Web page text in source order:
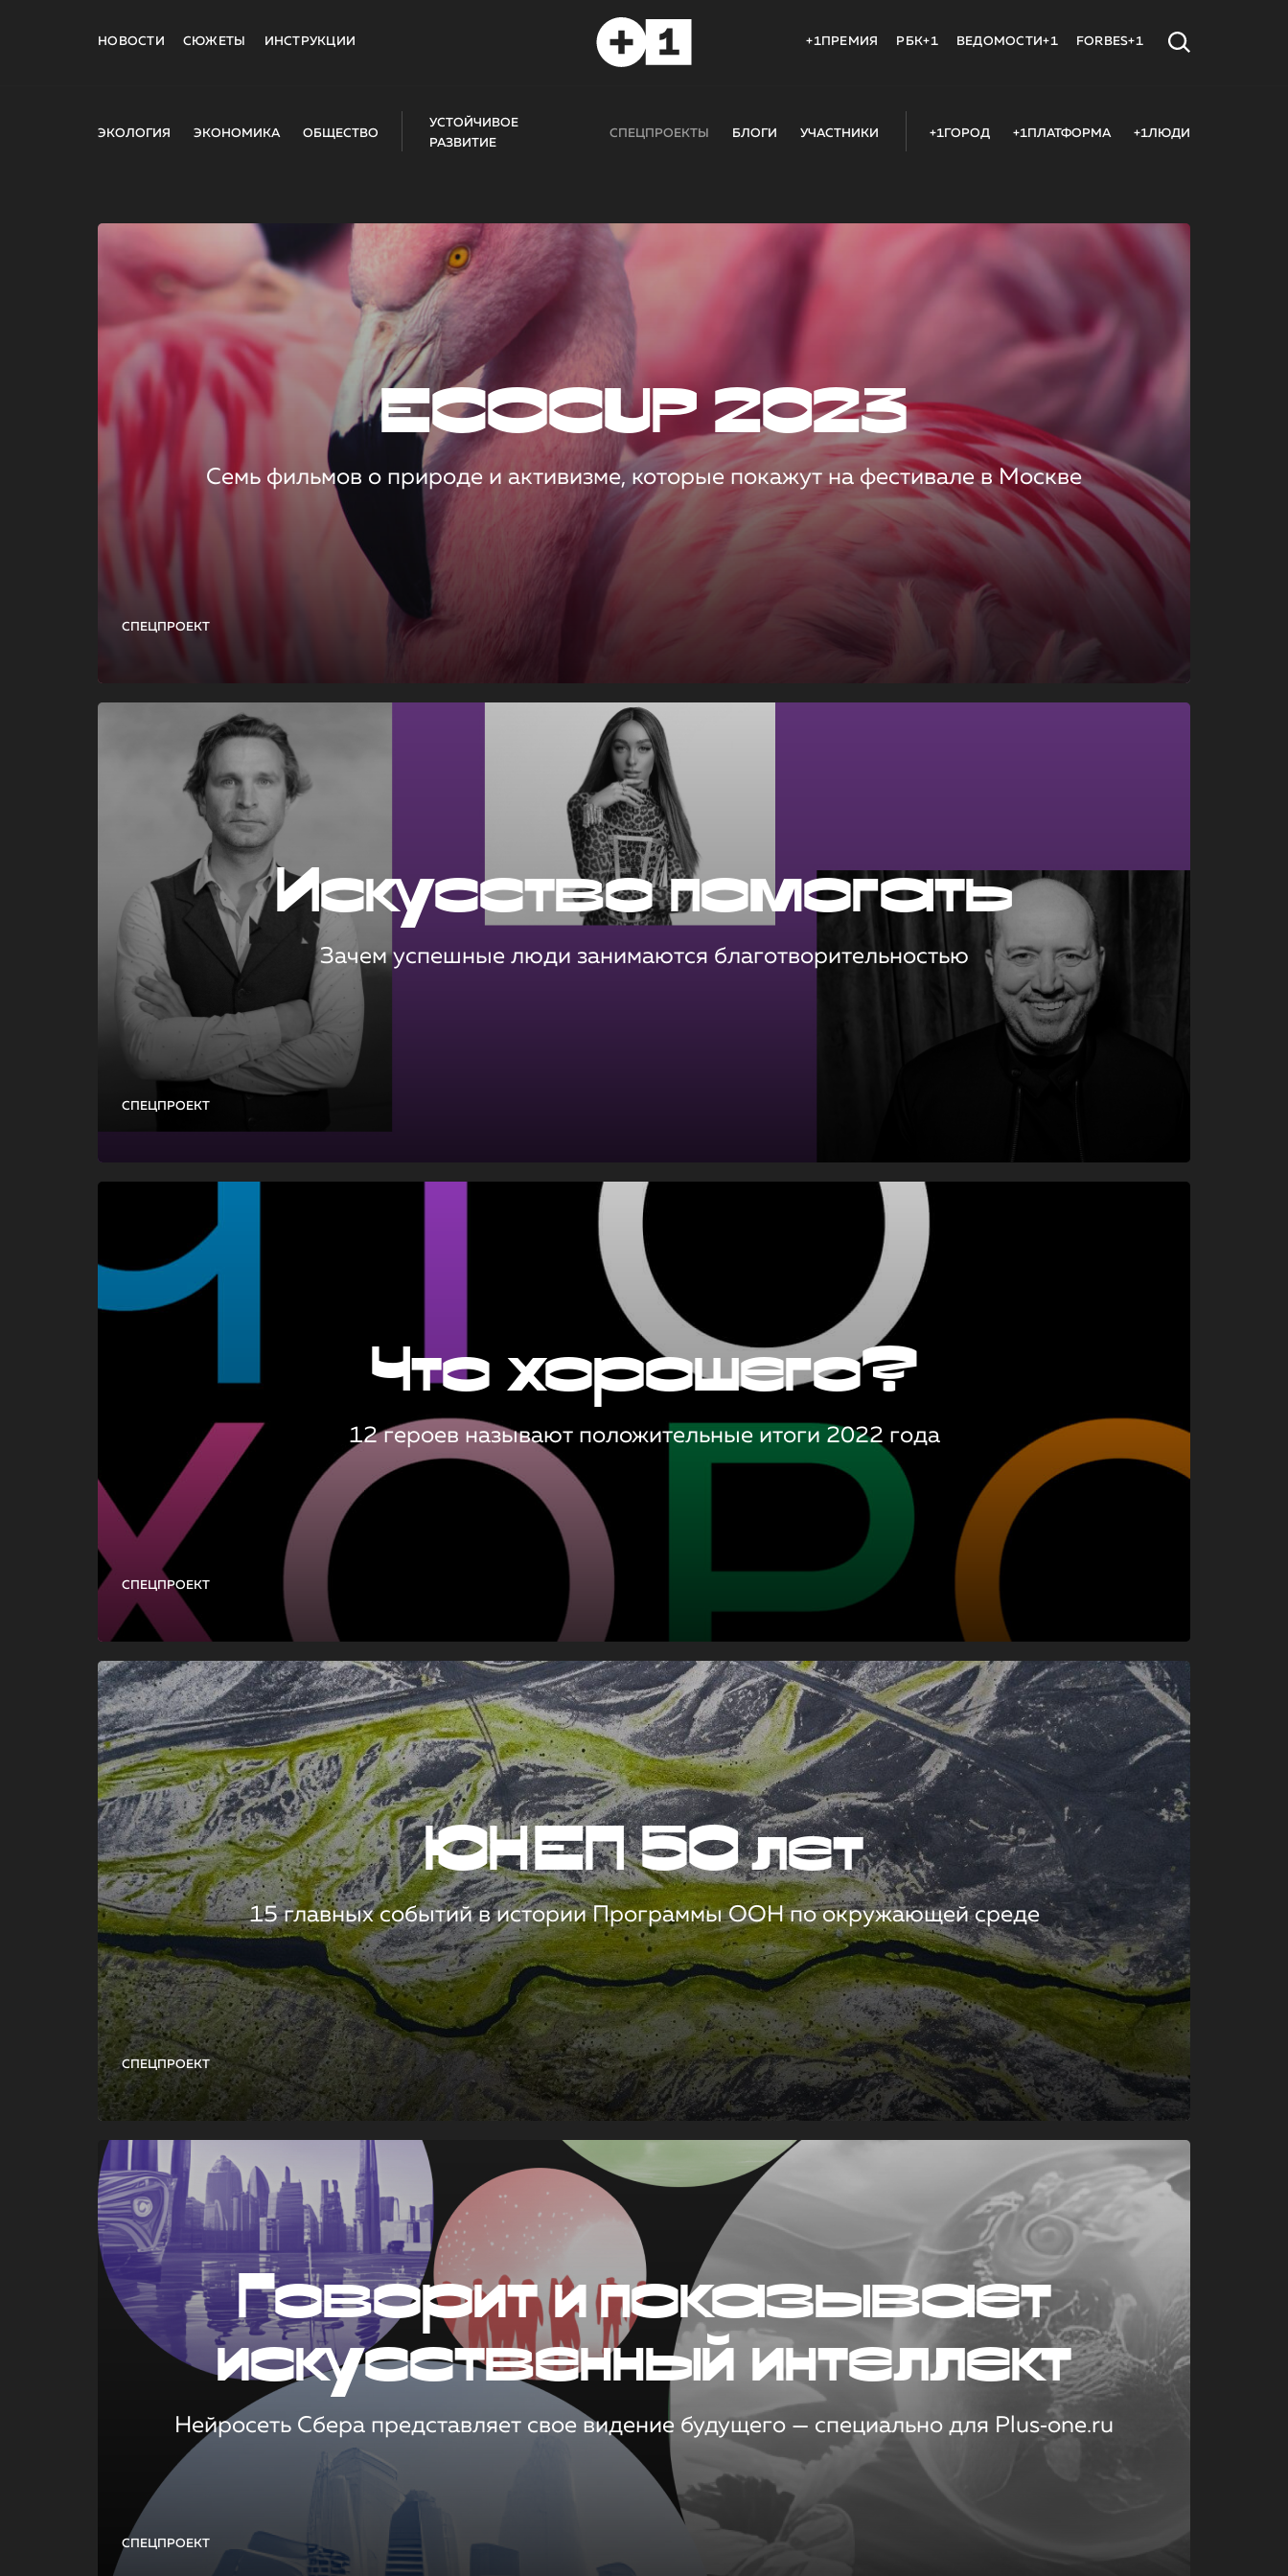
НОВОСТИ СЮЖЕТЫ ИНСТРУКЦИИ +1ПРЕМИЯ РБК+1 ВЕДОМОСТИ+1 FORBES+1
ЭКОЛОГИЯ ЭКОНОМИКА ОБЩЕСТВО
УСТОЙЧИВОЕ
РАЗВИТИЕ
СПЕЦПРОЕКТЫ БЛОГИ УЧАСТНИКИ +1ГОРОД +1ПЛАТФОРМА +1ЛЮДИ
СПЕЦПРОЕКТ
ECOCUP 2023
Семь фильмов о природе и активизме, которые покажут на фестивале в Москве
СПЕЦПРОЕКТ
Искусство помогать
Зачем успешные люди занимаются благотворительностью
СПЕЦПРОЕКТ
Что хорошего?
12 героев называют положительные итоги 2022 года
СПЕЦПРОЕКТ
ЮНЕП 50 лет
15 главных событий в истории Программы ООН по окружающей среде
СПЕЦПРОЕКТ
Говорит и показывает
искусственный интеллект
Нейросеть Сбера представляет свое видение будущего — специально для Plus‑one.ru